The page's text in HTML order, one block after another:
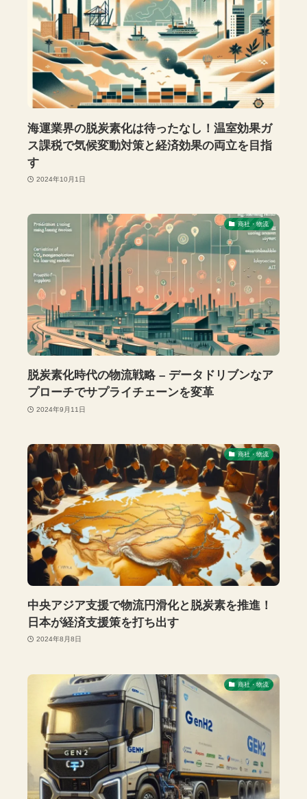
海運業界の脱炭素化は待ったなし！温室効果ガ
ス課税で気候変動対策と経済効果の両立を目指
す
2024年10月1日
商社・物流
脱炭素化時代の物流戦略 – データドリブンなア
プローチでサプライチェーンを変革
2024年9月11日
商社・物流
中央アジア支援で物流円滑化と脱炭素を推進！
日本が経済支援策を打ち出す
2024年8月8日
商社・物流